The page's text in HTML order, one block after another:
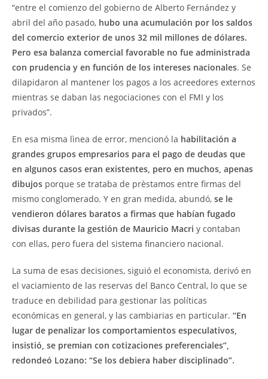
“entre el comienzo del gobierno de Alberto Fernández y
abril del año pasado, hubo una acumulación por los saldos
del comercio exterior de unos 32 mil millones de dólares.
Pero esa balanza comercial favorable no fue administrada
con prudencia y en función de los intereses nacionales. Se
dilapidaron al mantener los pagos a los acreedores externos
mientras se daban las negociaciones con el FMI y los
privados”.
En esa misma lìnea de error, mencionó la habilitación a
grandes grupos empresarios para el pago de deudas que
en algunos casos eran existentes, pero en muchos, apenas
dibujos porque se trataba de prèstamos entre firmas del
mismo conglomerado. Y en gran medida, abundó, se le
vendieron dólares baratos a firmas que habían fugado
divisas durante la gestión de Mauricio Macri y contaban
con ellas, pero fuera del sistema financiero nacional.
La suma de esas decisiones, siguió el economista, derivó en
el vaciamiento de las reservas del Banco Central, lo que se
traduce en debilidad para gestionar las políticas
económicas en general, y las cambiarias en particular. “En
lugar de penalizar los comportamientos especulativos,
insistió, se premian con cotizaciones preferenciales”,
redondeó Lozano: “Se los debiera haber disciplinado”.